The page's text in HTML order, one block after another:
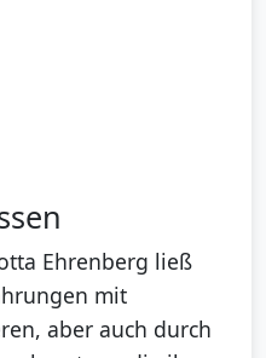
Ehrenberg ließ
mit
aber auch durch